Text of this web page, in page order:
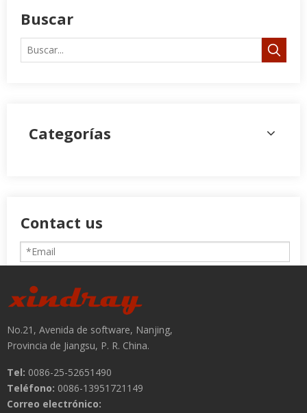
Buscar
Categorías
Contact us
No.21, Avenida de software, Nanjing,
Provincia de Jiangsu, P. R. China.
Tel: 0086-25-52651490
Teléfono: 0086-13951721149
Correo electrónico: